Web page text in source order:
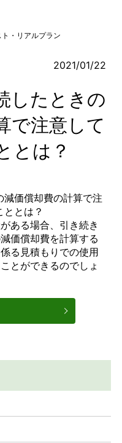
・リアルプラン
2021/01/22
したときの
で注意して
とは？
ある場合、引き続き
価償却費を計算する
る見積もりでの使用
とができるのでしょ